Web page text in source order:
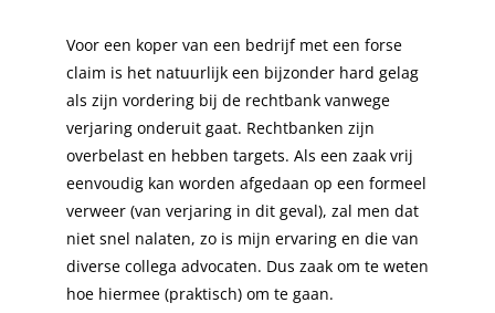
Voor een koper van een bedrijf met een forse
claim is het natuurlijk een bijzonder hard gelag
als zijn vordering bij de rechtbank vanwege
verjaring onderuit gaat. Rechtbanken zijn
overbelast en hebben targets. Als een zaak vrij
eenvoudig kan worden afgedaan op een formeel
verweer (van verjaring in dit geval), zal men dat
niet snel nalaten, zo is mijn ervaring en die van
diverse collega advocaten. Dus zaak om te weten
hoe hiermee (praktisch) om te gaan.